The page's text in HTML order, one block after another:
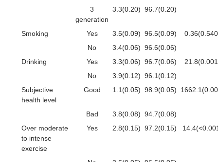
3
generation
3.3(0.20) 96.7(0.20)
Smoking Yes 3.5(0.09) 96.5(0.09)
No
3.4(0.06) 96.6(0.06)
Drinking
Yes 3.3(0.06) 96.7(0.06)
No
3.9(0.12) 96.1(0.12)
Subjective
health level
Good 1.1(0.05) 98.9(0.05)
Bad 3.8(0.08) 94.7(0.08)
Over moderate
to intense
exercise
Yes 2.8(0.15) 97.2(0.15)